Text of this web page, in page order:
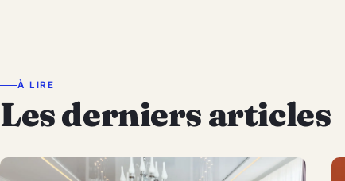
À LIRE
Les derniers articles